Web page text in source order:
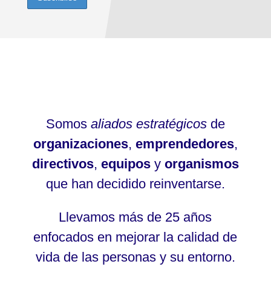
Somos aliados estratégicosde
organizaciones, emprendedores,
directivos, equiposy organismos
que han decidido reinventarse.
Llevamos más de 25 años
enfocados en mejorar la calidad de
vida de las personas y su entorno.